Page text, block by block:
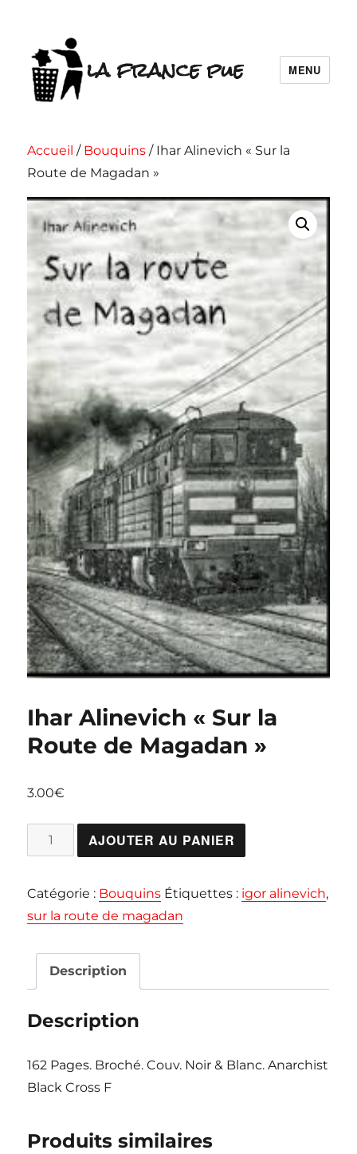
la france pue MENU
Accueil / Bouquins / Ihar Alinevich « Sur la
Route de Magadan »
Ihar Alinevich « Sur la
Route de Magadan »
3.00€
quantité
de
Alinevich
"Sur
Route
de
Magadan"
AJOUTER AU PANIER
Catégorie : Bouquins Étiquettes : igor alinevich,
sur la route de magadan
Description
Description
162 Pages. Broché. Couv. Noir & Blanc. Anarchist
Black Cross F
Produits similaires